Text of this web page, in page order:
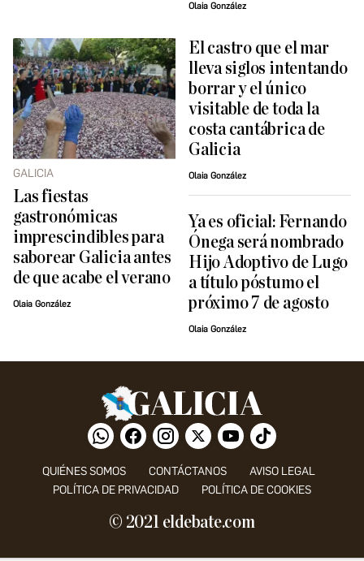
Olaia González
GALICIA
Las fiestas
gastronómicas
imprescindibles para
saborear Galicia antes
de que acabe el verano
Olaia González
El castro que el mar
lleva siglos intentando
borrar y el único
visitable de toda la
costa cantábrica de
Galicia
Olaia González
Ya es oficial: Fernando
Ónega será nombrado
Hijo Adoptivo de Lugo
a título póstumo el
próximo 7 de agosto
Olaia González
QUIÉNES SOMOS CONTÁCTANOS
AVISO LEGAL
POLÍTICA DE PRIVACIDAD
POLÍTICA DE COOKIES
© 2021 eldebate.com